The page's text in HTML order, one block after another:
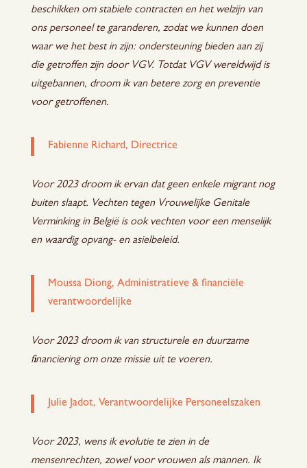
beschikken om stabiele contracten en het welzijn van
ons personeel te garanderen, zodat we kunnen doen
waar we het best in zijn: ondersteuning bieden aan zij
die getroffen zijn door VGV. Totdat VGV wereldwijd is
uitgebannen, droom ik van betere zorg en preventie
voor getroffenen.
Fabienne Richard, Directrice
Voor 2023 droom ik ervan dat geen enkele migrant nog
buiten slaapt. Vechten tegen Vrouwelijke Genitale
Verminking in België is ook vechten voor een menselijk
en waardig opvang- en asielbeleid.
Moussa Diong, Administratieve & financiële
verantwoordelijke
Voor 2023 droom ik van structurele en duurzame
financiering om onze missie uit te voeren.
Julie Jadot, Verantwoordelijke Personeelszaken
Voor 2023, wens ik evolutie te zien in de
mensenrechten, zowel voor vrouwen als mannen. Ik